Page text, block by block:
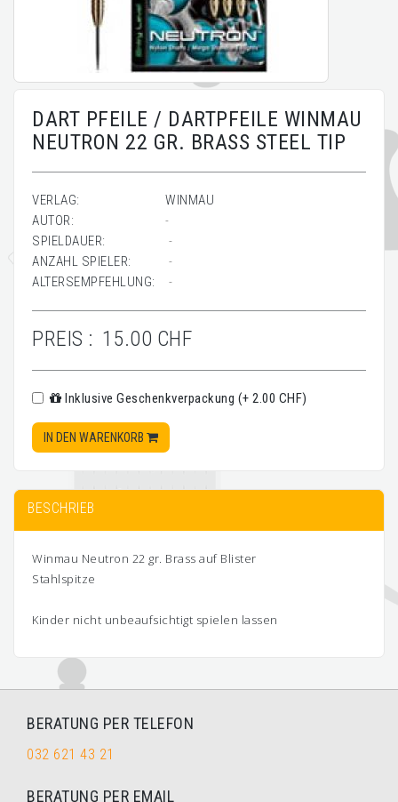
DART PFEILE / DARTPFEILE WINMAU
NEUTRON 22 GR. BRASS STEEL TIP
VERLAG:
WINMAU
AUTOR:
-
SPIELDAUER:
-
ANZAHL SPIELER:
-
ALTERSEMPFEHLUNG:
-
PREIS : 15.00 CHF
Inklusive Geschenkverpackung (+ 2.00 CHF)
IN DEN WARENKORB
BESCHRIEB
Winmau Neutron 22 gr. Brass auf Blister
Stahlspitze
Kinder nicht unbeaufsichtigt spielen lassen
BERATUNG PER TELEFON
032 621 43 21
BERATUNG PER EMAIL